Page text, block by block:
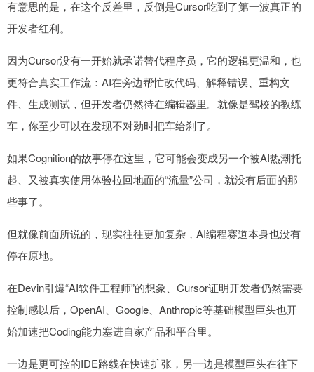
有意思的是，在这个反差里，反倒是Cursor吃到了第一波真正的
开发者红利。
因为Cursor没有一开始就承诺替代程序员，它的逻辑更温和，也
更符合真实工作流：AI在旁边帮忙改代码、解释错误、重构文
件、生成测试，但开发者仍然待在编辑器里。就像是驾校的教练
车，你至少可以在发现不对劲时把车给刹了。
如果Cognition的故事停在这里，它可能会变成另一个被AI热潮托
起、又被真实使用体验拉回地面的“流量”公司，就没有后面的那
些事了。
但就像前面所说的，现实往往更加复杂，AI编程赛道本身也没有
停在原地。
在Devin引爆“AI软件工程师”的想象、Cursor证明开发者仍然需要
控制感以后，OpenAI、Google、Anthropic等基础模型巨头也开
始加速把Coding能力塞进自家产品和平台里。
一边是更可控的IDE路线在快速扩张，另一边是模型巨头在往下